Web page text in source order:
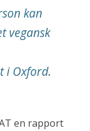
kan
vegansk
i Oxford.
en rapport